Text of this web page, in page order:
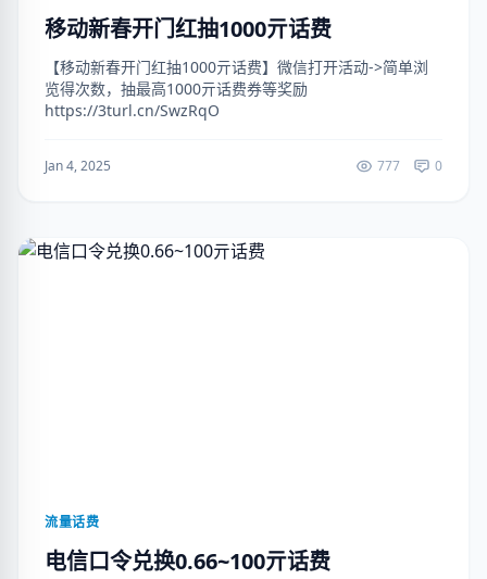
移动新春开门红抽1000亓话费
【移动新春开门红抽1000亓话费】微信打开活动->简单浏
览得次数，抽最高1000亓话费券等奖励
https://3turl.cn/SwzRqO
Jan 4, 2025 777 0
流量话费
电信口令兑换0.66~100亓话费